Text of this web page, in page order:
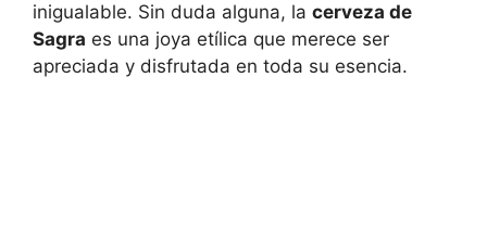
inigualable. Sin duda alguna, la cerveza de
Sagra es una joya etílica que merece ser
apreciada y disfrutada en toda su esencia.